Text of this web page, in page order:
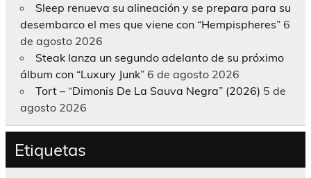
Sleep renueva su alineación y se prepara para su
desembarco el mes que viene con “Hempispheres” 6
de agosto 2026
Steak lanza un segundo adelanto de su próximo
álbum con “Luxury Junk” 6 de agosto 2026
Tort – “Dimonis De La Sauva Negra” (2026) 5 de
agosto 2026
Etiquetas